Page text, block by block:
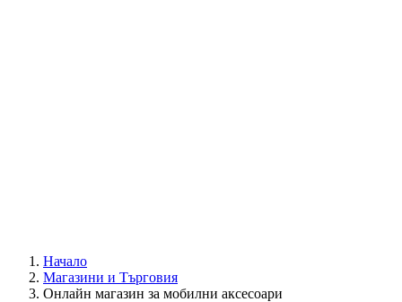
Начало
Магазини и Търговия
Онлайн магазин за мобилни аксесоари